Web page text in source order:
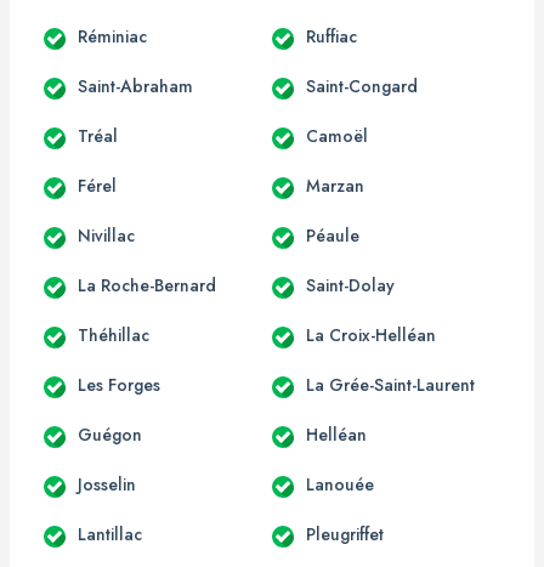
Réminiac Ruffiac
Saint-Abraham Saint-Congard
Tréal Camoël
Férel Marzan
Nivillac Péaule
La Roche-Bernard Saint-Dolay
Théhillac La Croix-Helléan
Les Forges La Grée-Saint-Laurent
Guégon Helléan
Josselin Lanouée
Lantillac Pleugriffet